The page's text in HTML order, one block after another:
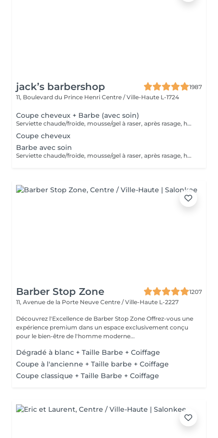
jack’s barbershop
1987
11, Boulevard du Prince Henri Centre / Ville-Haute L-1724
Coupe cheveux + Barbe (avec soin)
Serviette chaude/froide, mousse/gel à raser, après rasage, huile/balm à barbe et wax/gel
Coupe cheveux
Barbe avec soin
Serviette chaude/froide, mousse/gel à raser, après rasage, huile/balm à barbe et wax/gel
Barber Stop Zone
1207
11, Avenue de la Porte Neuve Centre / Ville-Haute L-2227
Découvrez l'Excellence de Barber Stop Zone Offrez-vous une
expérience premium dans un espace exclusivement conçu
pour le bien-être de l'homme moderne...
Dégradé à blanc + Taille Barbe + Coiffage
Coupe à l'ancienne + Taille barbe + Coiffage
Coupe classique + Taille Barbe + Coiffage